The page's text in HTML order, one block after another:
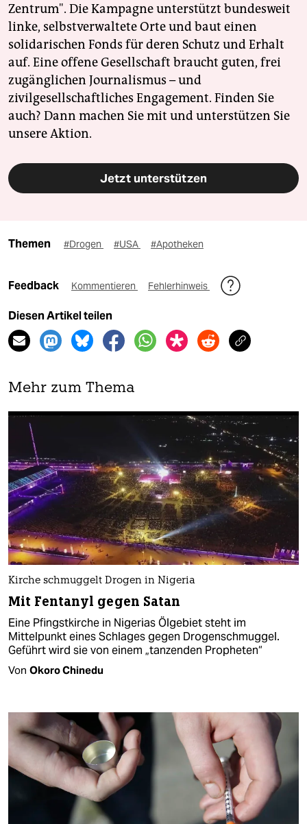
Zentrum". Die Kampagne unterstützt bundesweit
linke, selbstverwaltete Orte und baut einen
solidarischen Fonds für deren Schutz und Erhalt
auf. Eine offene Gesellschaft braucht guten, frei
zugänglichen Journalismus – und
zivilgesellschaftliches Engagement. Finden Sie
auch? Dann machen Sie mit und unterstützen Sie
unsere Aktion.
Jetzt unterstützen
Themen #Drogen #USA #Apotheken
Feedback Kommentieren Fehlerhinweis
Diesen Artikel teilen
Mehr zum Thema
Kirche schmuggelt Drogen in Nigeria
Mit Fentanyl gegen Satan
Eine Pfingstkirche in Nigerias Ölgebiet steht im
Mittelpunkt eines Schlages gegen Drogenschmuggel.
Geführt wird sie von einem „tanzenden Propheten“
Von Okoro Chinedu